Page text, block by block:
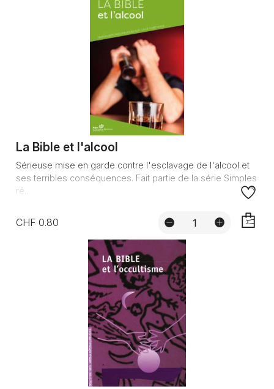
La Bible et l'alcool
Sérieuse mise en garde contre l'esclavage de l'alcool et
ses terribles conséquences. Fait partie de la série Simples
ré...
CHF 0.80